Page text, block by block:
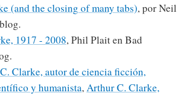
(and the closing of many tabs), por Neil
1917 - 2008, Phil Plait en Bad
Clarke, autor de ciencia ficción,
y humanista, Arthur C. Clarke,